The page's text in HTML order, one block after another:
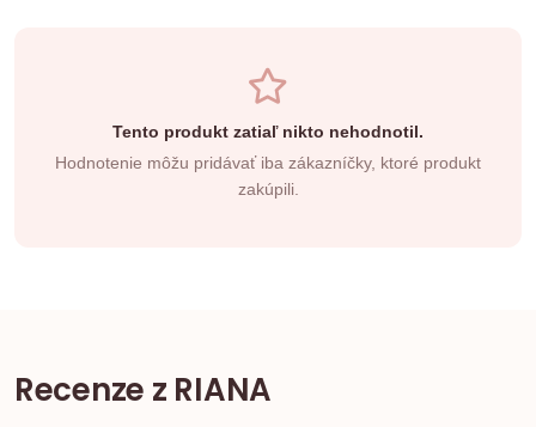
Tento produkt zatiaľ nikto nehodnotil.
Hodnotenie môžu pridávať iba zákazníčky, ktoré produkt
zakúpili.
Recenze z RIANA